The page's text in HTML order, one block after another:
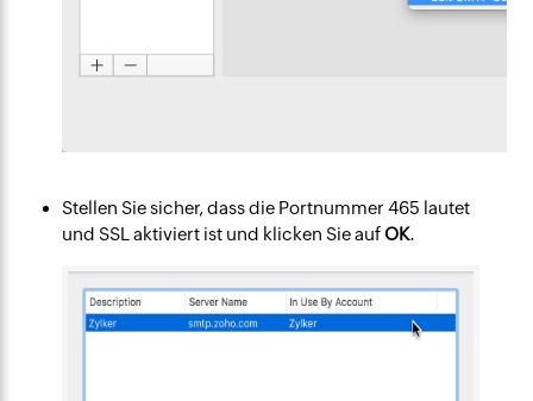
Stellen Sie sicher, dass die Portnummer 465 lautet
und SSL aktiviert ist und klicken Sie aufOK.